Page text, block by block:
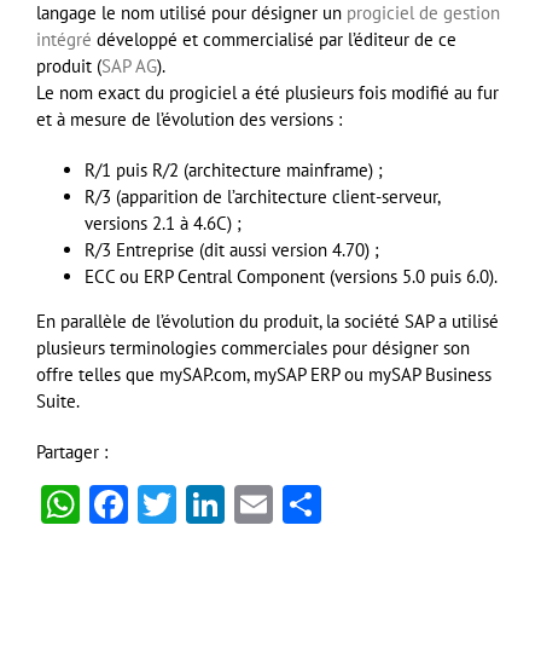
langage le nom utilisé pour désigner un progiciel de gestion
intégré développé et commercialisé par l’éditeur de ce
produit (SAP AG).
Le nom exact du progiciel a été plusieurs fois modifié au fur
et à mesure de l’évolution des versions :
R/1 puis R/2 (architecture mainframe) ;
R/3 (apparition de l’architecture client-serveur,
versions 2.1 à 4.6C) ;
R/3 Entreprise (dit aussi version 4.70) ;
ECC ou ERP Central Component (versions 5.0 puis 6.0).
En parallèle de l’évolution du produit, la société SAP a utilisé
plusieurs terminologies commerciales pour désigner son
offre telles que mySAP.com, mySAP ERP ou mySAP Business
Suite.
Partager :
WhatsApp
Facebook
Twitter
LinkedIn
Email